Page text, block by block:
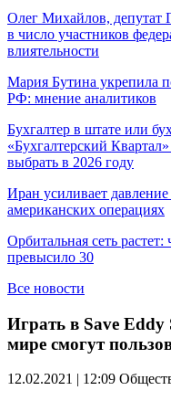
Олег Михайлов, депутат
в число участников
влиятельности
Мария Бутина укрепила
РФ: мнение аналитиков
Бухгалтер в штате или
«Бухгалтерский
выбрать в 2026 году
Иран усиливает давление
американских операциях
Орбитальная сеть
превысило 30
Все новости
Играть в Save
мире смогут
12.02.2021 | 12:09